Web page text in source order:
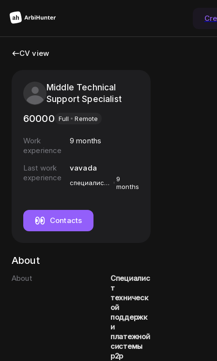
CV view
Middle Technical
Support Specialist
60000 Full Remote
Work
experience
9 months
Last work
experience
vavada
специалист
системе
9
months
Contacts
About
About
Специалис
т
техническ
ой
поддержк
и
платежной
системы
p2p